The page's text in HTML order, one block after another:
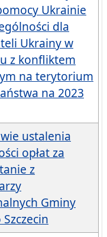
Ukrainie
dla
Ukrainy w
z konfliktem
na terytorium
na 2023
ustalenia
opłat za
z
Gminy